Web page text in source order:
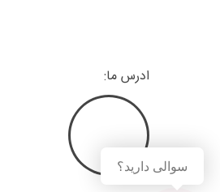
ادرس ما:
سوالی دارید؟